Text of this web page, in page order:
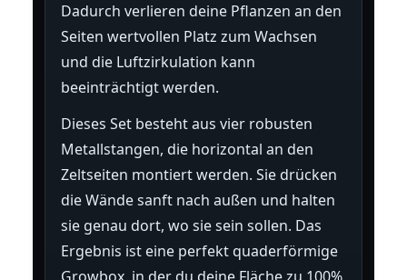
Dadurch verlieren deine Pflanzen an den
Seiten wertvollen Platz zum Wachsen
und die Luftzirkulation kann
beeinträchtigt werden.
Dieses Set besteht aus vier robusten
Metallstangen, die horizontal an den
Zeltseiten montiert werden. Sie drücken
die Wände sanft nach außen und halten
sie genau dort, wo sie sein sollen. Das
Ergebnis ist eine perfekt quaderförmige
Growbox, in der du deine Fläche zu 100%